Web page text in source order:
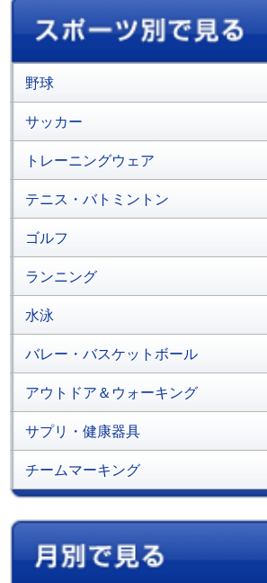
野球
サッカー
トレーニングウェア
テニス・バトミントン
ゴルフ
ランニング
水泳
バレー・バスケットボール
アウトドア＆ウォーキング
サプリ・健康器具
チームマーキング